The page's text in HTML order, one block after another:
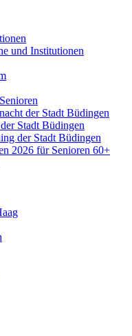
und Institutionen
der Stadt Büdingen
Stadt Büdingen
der Stadt Büdingen
2026 für Senioren 60+